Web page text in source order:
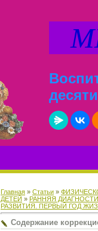
Главная » Статьи »
ДЕТЕЙ » РАННЯЯ
РАЗВИТИЯ. ПЕРВЫЙ ГОД
Содержание